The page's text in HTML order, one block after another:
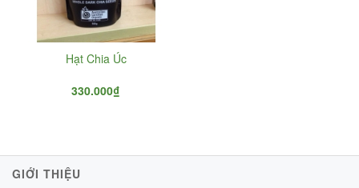
Hạt Chia Úc
330.000₫
GIỚI THIỆU